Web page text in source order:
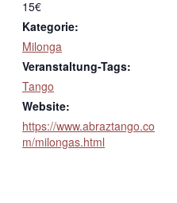
15€
Kategorie:
Milonga
Veranstaltung-Tags:
Tango
Website:
https://www.abraztango.co
m/milongas.html